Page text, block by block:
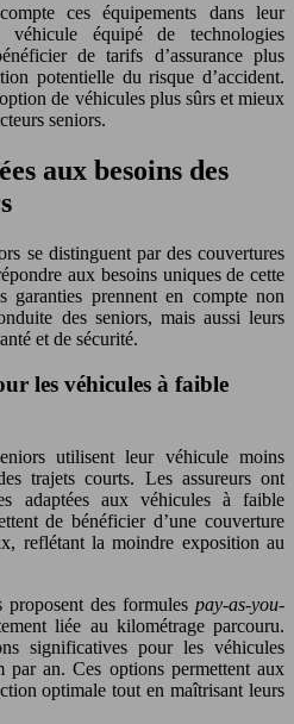
ces équipements dans leur
équipé de technologies
de tarifs d’assurance plus
potentielle du risque d’accident.
de véhicules plus sûrs et mieux
seniors.
aux besoins des
se distinguent par des couvertures
aux besoins uniques de cette
garanties prennent en compte non
des seniors, mais aussi leurs
et de sécurité.
les véhicules à faible
utilisent leur véhicule moins
trajets courts. Les assureurs ont
adaptées aux véhicules à faible
de bénéficier d’une couverture
reflétant la moindre exposition au
proposent des formules pay-as-you-
liée au kilométrage parcouru.
significatives pour les véhicules
an. Ces options permettent aux
optimale tout en maîtrisant leurs